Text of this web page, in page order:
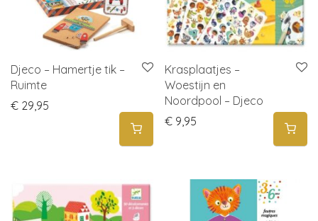
Djeco – Hamertje tik –
Ruimte
€ 29,95
Krasplaatjes –
Woestijn en
Noordpool – Djeco
€ 9,95